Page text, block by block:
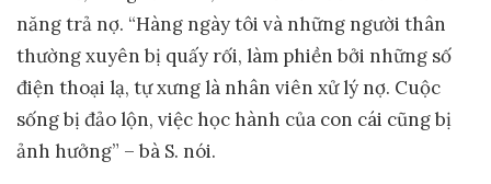
năng trả nợ. “Hàng ngày tôi và những người thân
thường xuyên bị quấy rối, làm phiền bởi những số
điện thoại lạ, tự xưng là nhân viên xử lý nợ. Cuộc
sống bị đảo lộn, việc học hành của con cái cũng bị
ảnh hưởng” – bà S. nói.